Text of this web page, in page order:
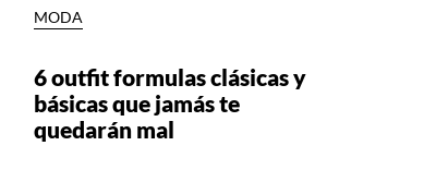
MODA
6 outfit formulas clásicas y
básicas que jamás te
quedarán mal